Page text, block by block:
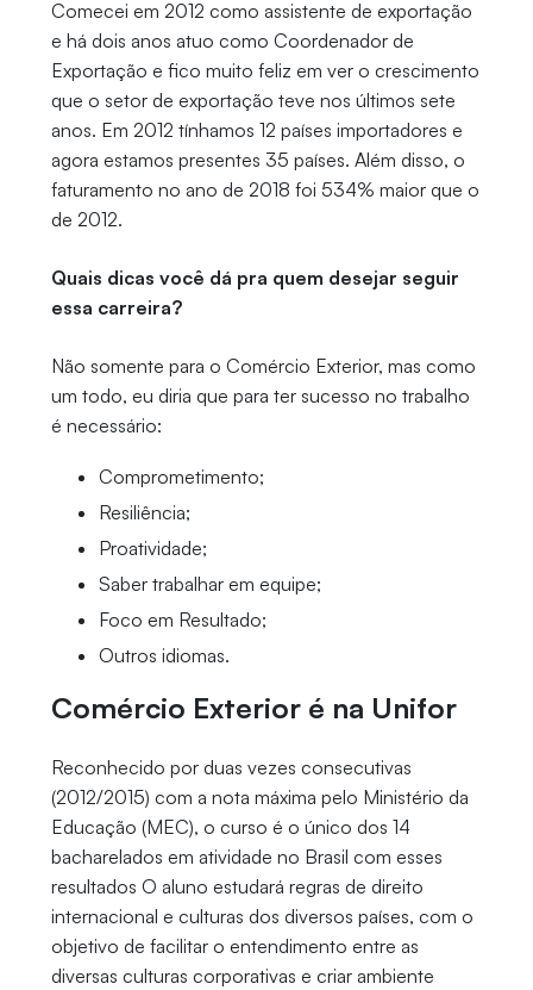
Comecei em 2012 como assistente de exportação
e há dois anos atuo como Coordenador de
Exportação e fico muito feliz em ver o crescimento
que o setor de exportação teve nos últimos sete
anos. Em 2012 tínhamos 12 países importadores e
agora estamos presentes 35 países. Além disso, o
faturamento no ano de 2018 foi 534% maior que o
de 2012.
Quais dicas você dá pra quem desejar seguir
essa carreira?
Não somente para o Comércio Exterior, mas como
um todo, eu diria que para ter sucesso no trabalho
é necessário:
Comprometimento;
Resiliência;
Proatividade;
Saber trabalhar em equipe;
Foco em Resultado;
Outros idiomas.
Comércio Exterior é na Unifor
Reconhecido por duas vezes consecutivas
(2012/2015) com a nota máxima pelo Ministério da
Educação (MEC), o curso é o único dos 14
bacharelados em atividade no Brasil com esses
resultados O aluno estudará regras de direito
internacional e culturas dos diversos países, com o
objetivo de facilitar o entendimento entre as
diversas culturas corporativas e criar ambiente